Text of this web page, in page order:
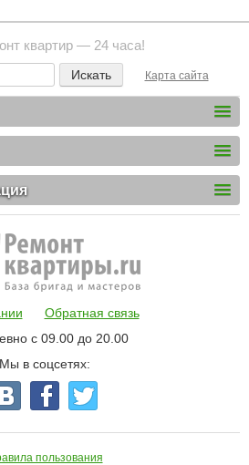
квартир — 24 часа!
Карта сайта
Обратная связь
с 09.00 до 20.00
Мы в соцсетях:
пользования